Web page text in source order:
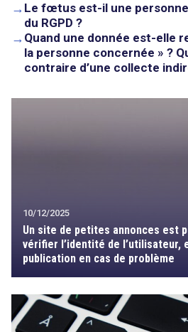
→ Le fœtus est-il une
du RGPD ?
→ Quand une donnée est-elle
la personne concernée » ?
contraire d’une collecte
10/12/2025
Un site de petites annonces est
vérifier l’identité de l’utilisateur,
publication en cas de problème